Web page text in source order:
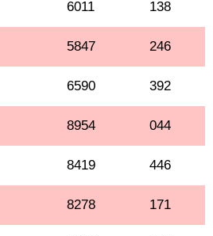
6011 138
5847 246
6590 392
8954 044
8419 446
8278 171